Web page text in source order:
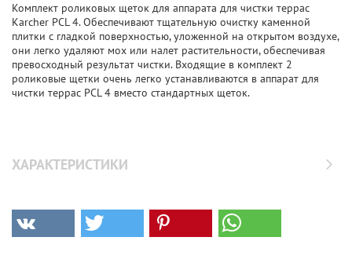
Комплект роликовых щеток для аппарата для чистки террас
Karcher PCL 4. Обеспечивают тщательную очистку каменной
плитки с гладкой поверхностью, уложенной на открытом воздухе,
они легко удаляют мох или налет растительности, обеспечивая
превосходный результат чистки. Входящие в комплект 2
роликовые щетки очень легко устанавливаются в аппарат для
чистки террас PCL 4 вместо стандартных щеток.
ХАРАКТЕРИСТИКИ